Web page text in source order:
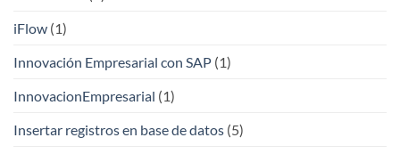
iFlow (1)
Innovación Empresarial con SAP (1)
InnovacionEmpresarial (1)
Insertar registros en base de datos (5)